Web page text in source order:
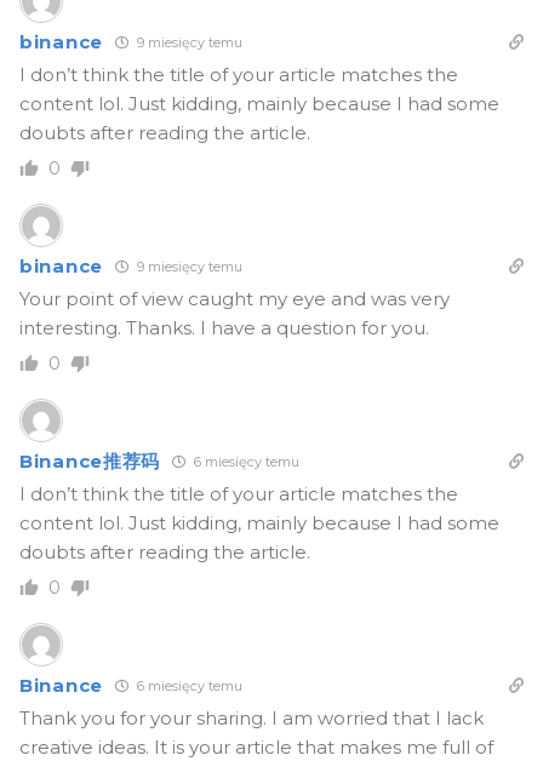
binance 9 miesięcy temu
I don’t think the title of your article matches the
content lol. Just kidding, mainly because I had some
doubts after reading the article.
0
binance 9 miesięcy temu
Your point of view caught my eye and was very
interesting. Thanks. I have a question for you.
0
Binance推荐码 6 miesięcy temu
I don’t think the title of your article matches the
content lol. Just kidding, mainly because I had some
doubts after reading the article.
0
Binance 6 miesięcy temu
Thank you for your sharing. I am worried that I lack
creative ideas. It is your article that makes me full of